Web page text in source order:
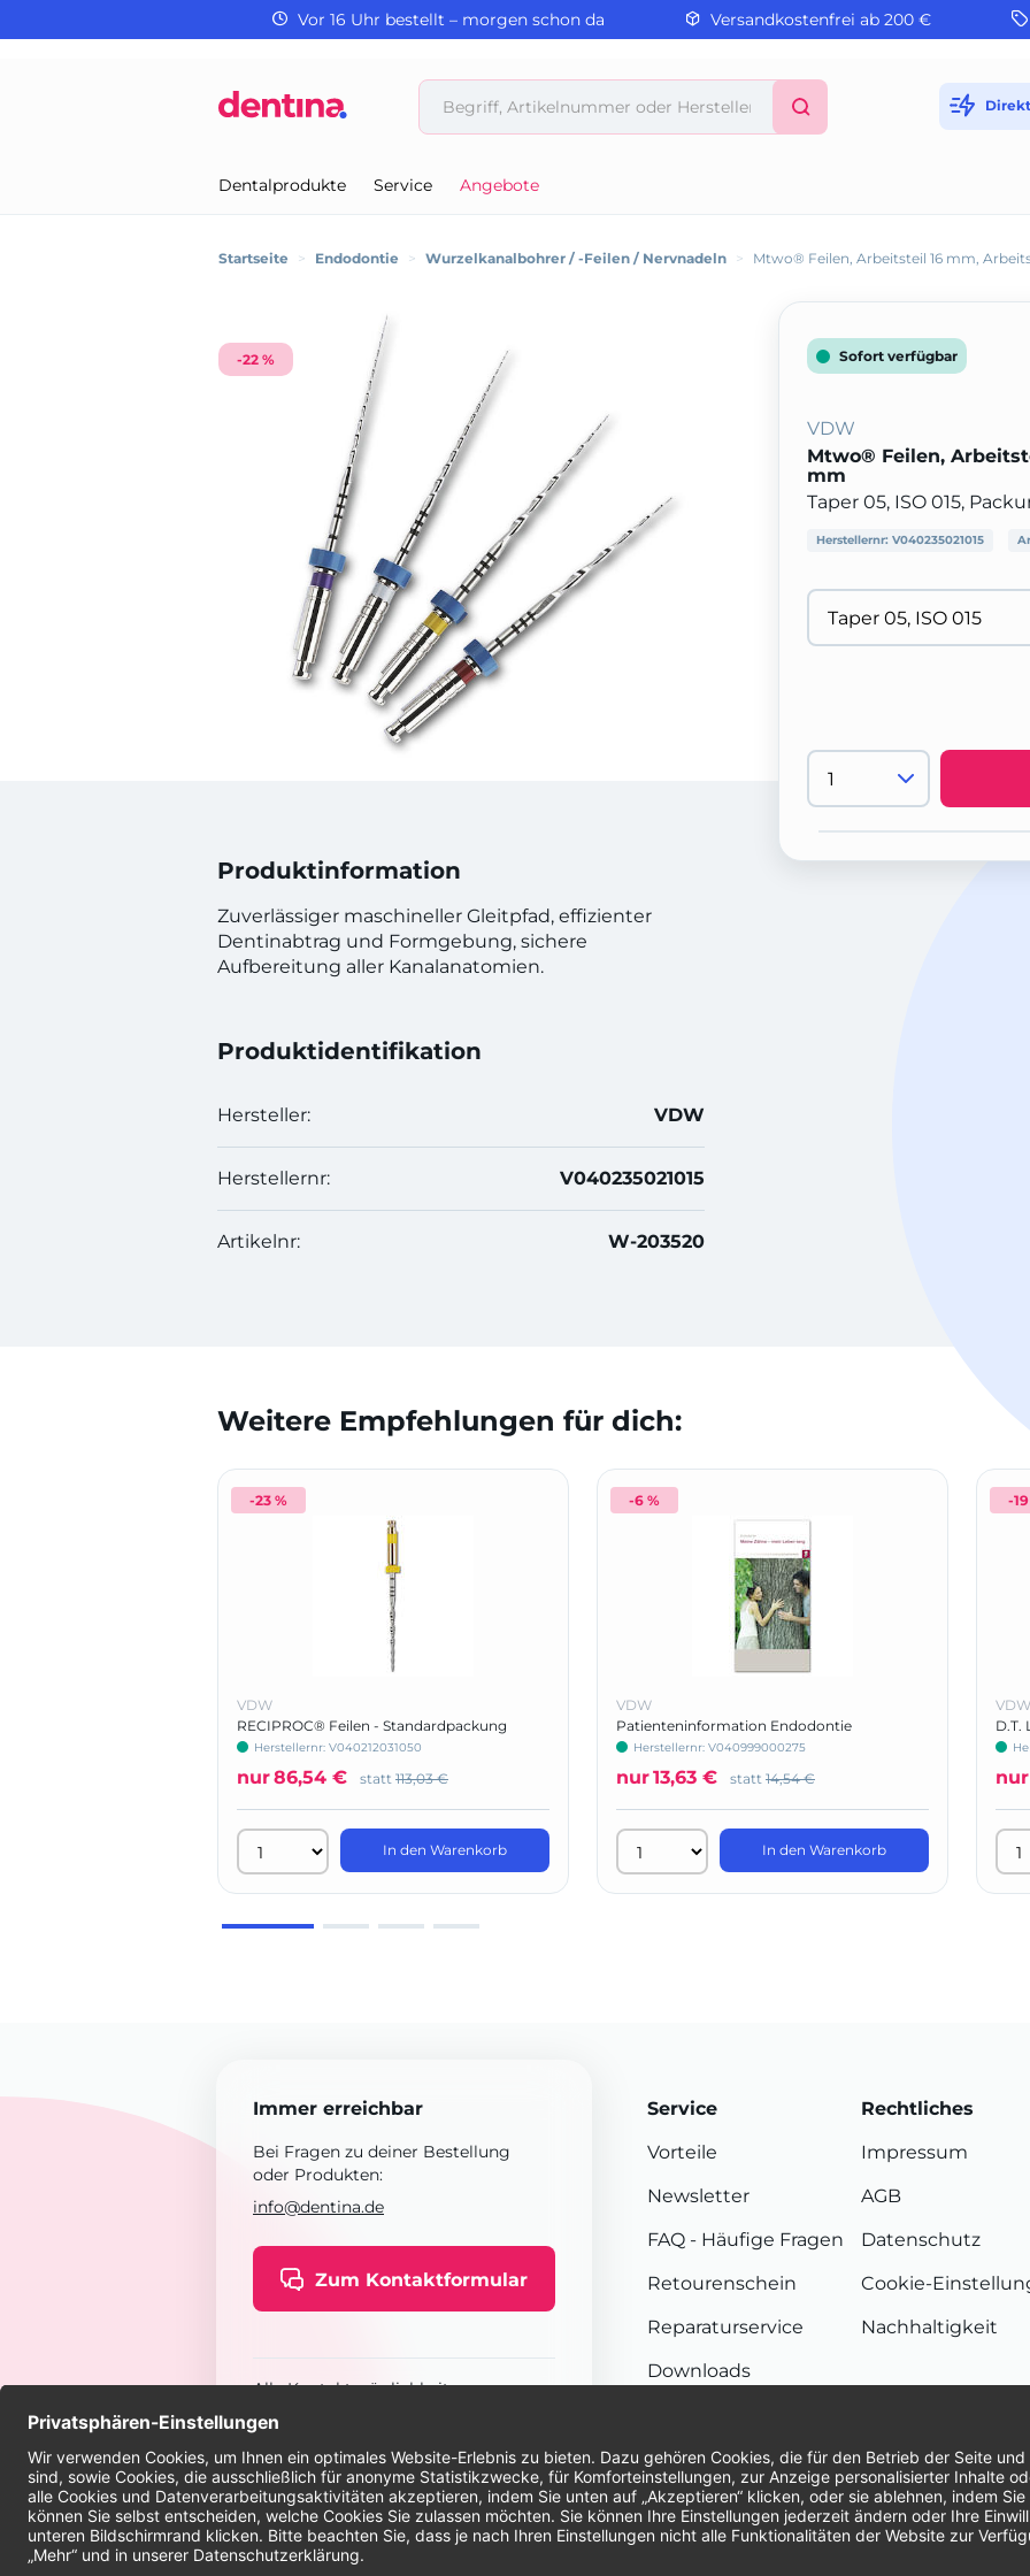
Vor 16 Uhr bestellt – morgen schon da Versandkostenfrei ab 200 €
Dentalprodukte Service Angebote
Startseite > Endodontie > Wurzelkanalbohrer / -Feilen / Nervnadeln > Mtwo® Feilen, Arbeitsteil 16 mm,
-22 %
Produktinformation
Zuverlässiger maschineller Gleitpfad, effizienter
Dentinabtrag und Formgebung, sichere
Aufbereitung aller Kanalanatomien.
Produktidentifikation
Hersteller: VDW
Herstellernr: V040235021015
Artikelnr: W-203520
Sofort verfügbar
VDW
Mtwo® Feilen,
mm
Taper 05, ISO 015,
Herstellernr: V040235021015
Weitere Empfehlungen für dich:
-23 %
VDW
RECIPROC® Feilen - Standardpackung
Herstellernr: V040212031050
nur86,54 € statt 113,03 €
In den Warenkorb
-6 %
VDW
Patienteninformation Endodontie
Herstellernr: V040999000275
nur13,63 € statt 14,54 €
In den Warenkorb
-
VDW
D.T.
nur
Immer erreichbar
Bei Fragen zu deiner Bestellung
oder Produkten:
info@dentina.de
Zum Kontaktformular
Alle Kontaktmöglichkeiten
Service
Vorteile
Newsletter
FAQ - Häufige Fragen
Retourenschein
Reparaturservice
Downloads
Rechtliches
Impressum
AGB
Datenschutz
Cookie-
Nachhaltigkeit